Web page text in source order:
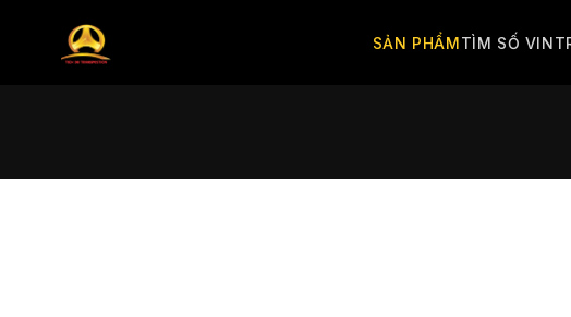
SẢN PHẨMTÌM SỐ VIN